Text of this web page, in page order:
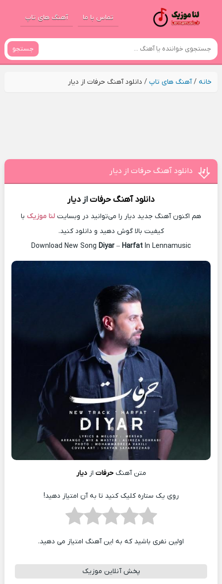
تماس با ما آهنگ های تاپ
جستجو
خانه/آهنگ های تاپ/ دانلود آهنگ حرفات از دیار
دانلود آهنگ حرفات از دیار
دانلود آهنگحرفاتازدیار
هم اکنون آهنگ جدید دیار را می‌توانید در وبسایت لنا موزیک با
کیفیت بالا گوش دهید و دانلود کنید.
Download New Song Diyar – Harfat In Lennamusic
متن آهنگحرفات ازدیار
روی یک ستاره کلیک کنید تا به آن امتیاز دهید!
اولین نفری باشید که به این آهنگ امتیاز می دهید.
پخش آنلاین موزیک